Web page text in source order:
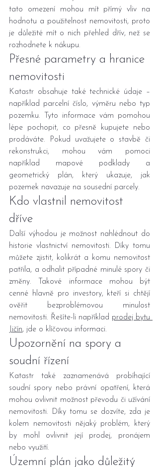
tato omezení mohou mít přímý vliv na
hodnotu a použitelnost nemovitosti, proto
je důležité mít o nich přehled dřív, než se
rozhodnete k nákupu.
Přesné parametry a hranice
nemovitosti
Katastr obsahuje také technické údaje –
například parcelní číslo, výměru nebo typ
pozemku. Tyto informace vám pomohou
lépe pochopit, co přesně kupujete nebo
prodáváte. Pokud uvažujete o stavbě či
rekonstrukci, mohou vám pomoci
například mapové podklady a
geometrický plán, který ukazuje, jak
pozemek navazuje na sousední parcely.
Kdo vlastnil nemovitost
dříve
Další výhodou je možnost nahlédnout do
historie vlastnictví nemovitosti. Díky tomu
můžete zjistit, kolikrát a komu nemovitost
patřila, a odhalit případné minulé spory či
změny. Takové informace mohou být
cenné hlavně pro investory, kteří si chtějí
ověřit bezproblémovou minulost
nemovitosti. Řešíte-li například prodej bytu
Jičín, jde o klíčovou informaci.
Upozornění na spory a
soudní řízení
Katastr také zaznamenává probíhající
soudní spory nebo právní opatření, která
mohou ovlivnit možnost převodu či užívání
nemovitosti. Díky tomu se dozvíte, zda je
kolem nemovitosti nějaký problém, který
by mohl ovlivnit její prodej, pronájem
nebo využití.
Územní plán jako důležitý